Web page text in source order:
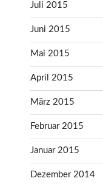
Juli 2015
Juni 2015
Mai 2015
April 2015
März 2015
Februar 2015
Januar 2015
Dezember 2014